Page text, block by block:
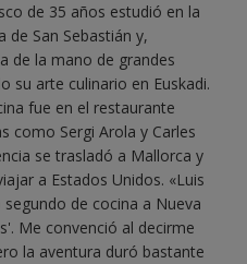
de 35 años estudió en la
de San Sebastián y,
de la mano de grandes
su arte culinario en Euskadi.
fue en el restaurante
como Sergi Arola y Carles
se trasladó a Mallorca y
a Estados Unidos. «Luis
de cocina a Nueva
Me convenció al decirme
la aventura duró bastante